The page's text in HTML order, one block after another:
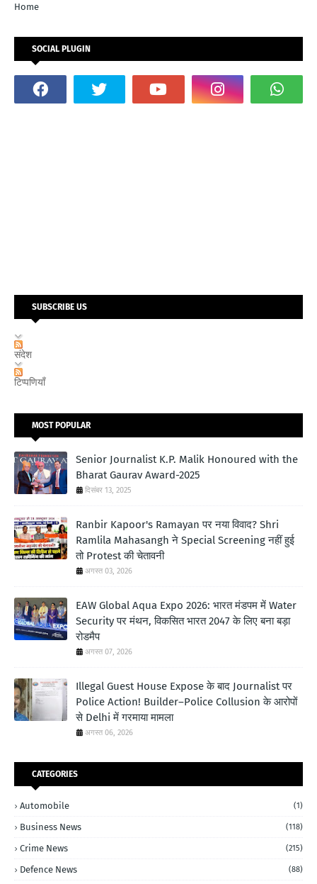
Home
SOCIAL PLUGIN
SUBSCRIBE US
संदेश
टिप्पणियाँ
MOST POPULAR
Senior Journalist K.P. Malik Honoured with the
Bharat Gaurav Award-2025
दिसंबर 13, 2025
Ranbir Kapoor's Ramayan पर नया विवाद? Shri
Ramlila Mahasangh ने Special Screening नहीं हुई
तो Protest की चेतावनी
अगस्त 03, 2026
EAW Global Aqua Expo 2026: भारत मंडपम में Water
Security पर मंथन, विकसित भारत 2047 के लिए बना बड़ा
रोडमैप
अगस्त 07, 2026
Illegal Guest House Expose के बाद Journalist पर
Police Action! Builder–Police Collusion के आरोपों
से Delhi में गरमाया मामला
अगस्त 06, 2026
CATEGORIES
Automobile (1)
Business News (118)
Crime News (215)
Defence News (88)